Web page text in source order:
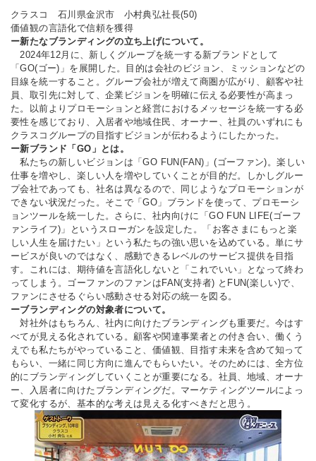
クラスコ 石川県金沢市 小村典弘社長(50)
価値観の言語化で信頼を獲得
ー新たなブランディングの立ち上げについて。
2024年12月に、新しくグループを統一する新ブランドとして
「GO(ゴー)」を展開した。目的は会社のビジョン、ミッションなどの
目線を統一すること。グループ会社が増えて商圏が広がり、顧客や社
員、取引先に対して、企業ビジョンを明確に伝える必要性が高まっ
た。以前よりプロモーションと経営におけるメッセージを統一する必
要性を感じており、入居者や地域住民、オーナー、社員のいずれにも
クラスコグループの目指すビジョンが伝わるようにしたかった。
ー新ブランド「GO」とは。
私たちの新しいビジョンは「GO FUN(FAN)」(ゴーファン)。楽しい
仕事を増やし、楽しい人を増やしていくことが目的だ。しかしグルー
プ会社であっても、社名は異なるので、同じようなプロモーションが
できない状況だった。そこで「GO」ブランドを使って、プロモーシ
ョンツールを統一した。さらに、社内向けに「GO FUN LIFE(ゴーフ
ァンライフ)」というスローガンを設定した。「お客さまにもっと楽
しい人生を届けたい」という私たちの強い思いを込めている。単にサ
ービスが良いのではなく、感動できるレベルのサービス提供を目指
す。これには、期待値を言語化しないと「これでいい」となって終わ
ってしまう。ゴーファンのファンはFAN(支持者) とFUN(楽しい)で、
ファンにさせるぐらい感動させる対応の統一を図る。
ーブランディングの対象者について。
対社外はもちろん、社内に向けたブランディングも重要だ。今はす
べてが見える化されている。顧客や関連事業者との付き合い、働くう
えでも私たちがやっていること、価値観、目指す未来を含めて知って
もらい、一緒に同じ方向に進んでもらいたい。そのためには、全方位
的にブランディングしていくことが重要になる。社員、地域、オーナ
ー、入居者に向けたブランディングだ。マーケティングツールによっ
て変化するが、基本的な考えは見える化すべきだと思う。